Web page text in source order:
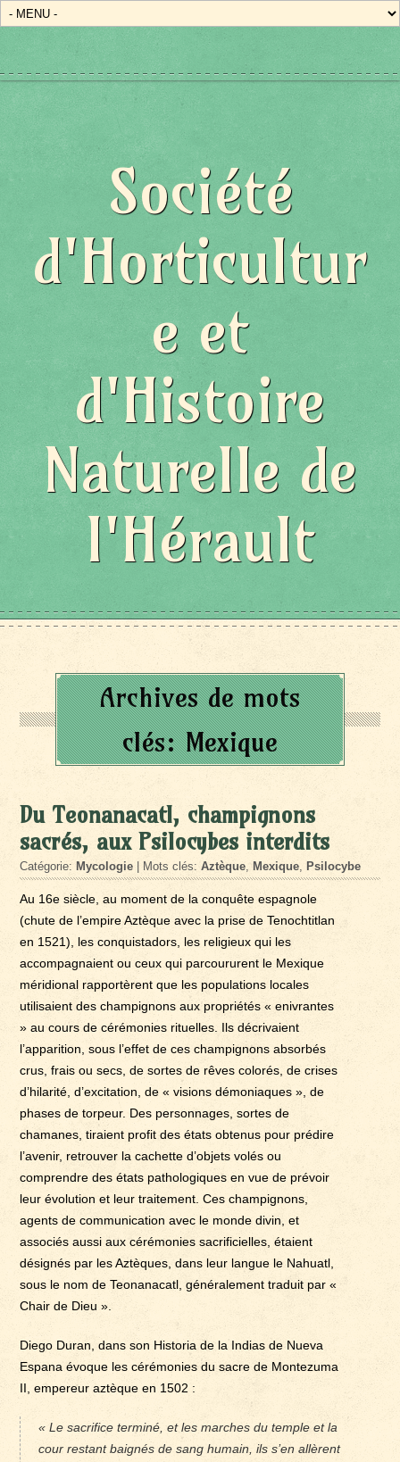
Société
d'Horticultur
e et
d'Histoire
Naturelle de
l'Hérault
Archives de mots
clés:Mexique
Du Teonanacatl, champignons
sacrés, aux Psilocybes interdits
Catégorie: Mycologie | Mots clés:Aztèque, Mexique, Psilocybe
Au 16e siècle, au moment de la conquête espagnole
(chute de l’empire Aztèque avec la prise de Tenochtitlan
en 1521), les conquistadors, les religieux qui les
accompagnaient ou ceux qui parcoururent le Mexique
méridional rapportèrent que les populations locales
utilisaient des champignons aux propriétés « enivrantes
» au cours de cérémonies rituelles. Ils décrivaient
l’apparition, sous l’effet de ces champignons absorbés
crus, frais ou secs, de sortes de rêves colorés, de crises
d’hilarité, d’excitation, de « visions démoniaques », de
phases de torpeur. Des personnages, sortes de
chamanes, tiraient profit des états obtenus pour prédire
l’avenir, retrouver la cachette d’objets volés ou
comprendre des états pathologiques en vue de prévoir
leur évolution et leur traitement. Ces champignons,
agents de communication avec le monde divin, et
associés aussi aux cérémonies sacrificielles, étaient
désignés par les Aztèques, dans leur langue le Nahuatl,
sous le nom de Teonanacatl, généralement traduit par «
Chair de Dieu ».
Diego Duran, dans son Historia de la Indias de Nueva
Espana évoque les cérémonies du sacre de Montezuma
II, empereur aztèque en 1502 :
« Le sacrifice terminé, et les marches du temple et la
cour restant baignés de sang humain, ils s’en allèrent